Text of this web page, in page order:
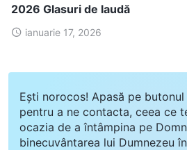
2026 Glasuri de laudă
ianuarie 17, 2026
Ești norocos! Apasă pe
pentru a ne contacta, ceea ce
ocazia de a întâmpina pe
binecuvântarea lui Dumnezeu